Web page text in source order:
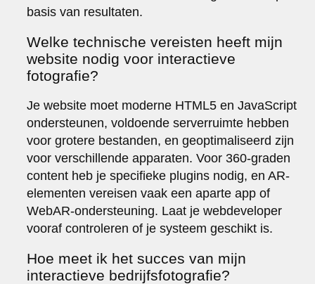
basis van resultaten.
Welke technische vereisten heeft mijn
website nodig voor interactieve
fotografie?
Je website moet moderne HTML5 en JavaScript
ondersteunen, voldoende serverruimte hebben
voor grotere bestanden, en geoptimaliseerd zijn
voor verschillende apparaten. Voor 360-graden
content heb je specifieke plugins nodig, en AR-
elementen vereisen vaak een aparte app of
WebAR-ondersteuning. Laat je webdeveloper
vooraf controleren of je systeem geschikt is.
Hoe meet ik het succes van mijn
interactieve bedrijfsfotografie?